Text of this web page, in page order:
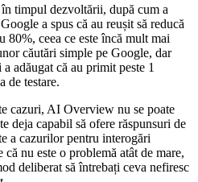
timpul dezvoltării, după cum a
a spus că au reușit să reducă
80%, ceea ce este încă mult mai
căutări simple pe Google, dar
adăugat că au primit peste 1
de testare.
cazuri, AI Overview nu se poate
deja capabil să ofere răspunsuri de
a cazurilor pentru interogări
nu este o problemă atât de mare,
deliberat să întrebați ceva nefiresc